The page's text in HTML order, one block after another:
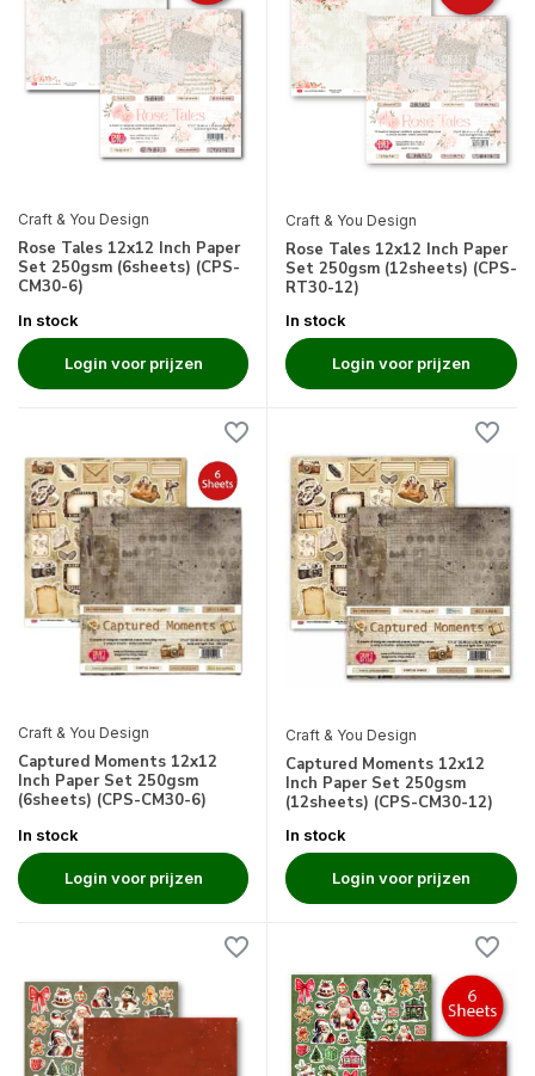
Craft & You Design
Rose Tales 12x12 Inch Paper
Set 250gsm (6sheets) (CPS-
CM30-6)
In stock
Login voor prijzen
Craft & You Design
Rose Tales 12x12 Inch Paper
Set 250gsm (12sheets) (CPS-
RT30-12)
In stock
Login voor prijzen
Craft & You Design
Captured Moments 12x12
Inch Paper Set 250gsm
(6sheets) (CPS-CM30-6)
In stock
Login voor prijzen
Craft & You Design
Captured Moments 12x12
Inch Paper Set 250gsm
(12sheets) (CPS-CM30-12)
In stock
Login voor prijzen